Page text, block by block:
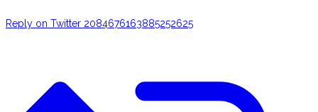
Reply on Twitter 2084676163885252625